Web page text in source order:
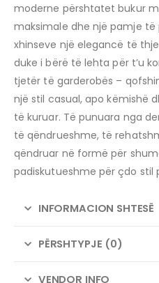
moderne përshtatet bukur
maksimale dhe një pamje të
xhinseve një elegancë të
duke i bërë të lehta për t’u
tjetër të garderobës –
një stil casual, apo këmishë
të kuruar. Të punuara nga
të qëndrueshme, të
qëndruar në formë për
padiskutueshme për çdo stil
INFORMACION SHTESË
PËRSHTYPJE (0)
VENDOR INFO